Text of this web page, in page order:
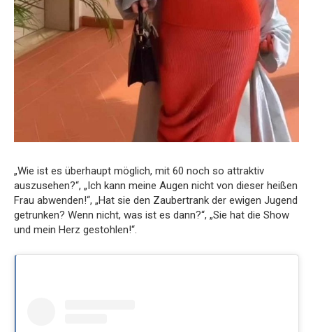
„Wie ist es überhaupt möglich, mit 60 noch so attraktiv
auszusehen?“, „Ich kann meine Augen nicht von dieser heißen
Frau abwenden!“, „Hat sie den Zaubertrank der ewigen Jugend
getrunken? Wenn nicht, was ist es dann?“, „Sie hat die Show
und mein Herz gestohlen!“.